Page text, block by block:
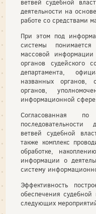
ветвей судебной
деятельности на
работе со средствами
При этом под
системы
массовой
органов судейского
департамента,
названных органов,
органов,
информационной
Согласованная
последовательности
ветвей судебной
также комплекс
обработке,
информации о
систему
Эффективность
обеспечения судебной
следующих